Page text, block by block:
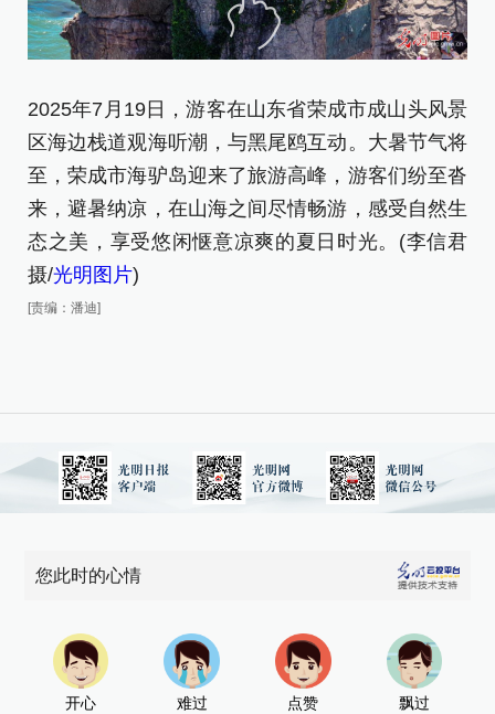
2025年7月19日，游客在山东省荣成市成山头风景
区海边栈道观海听潮，与黑尾鸥互动。大暑节气将
至，荣成市海驴岛迎来了旅游高峰，游客们纷至沓
来，避暑纳凉，在山海之间尽情畅游，感受自然生
态之美，享受悠闲惬意凉爽的夏日时光。(李信君
摄/光明图片)
[责编：潘迪]
您此时的心情
开心 难过 点赞 飘过